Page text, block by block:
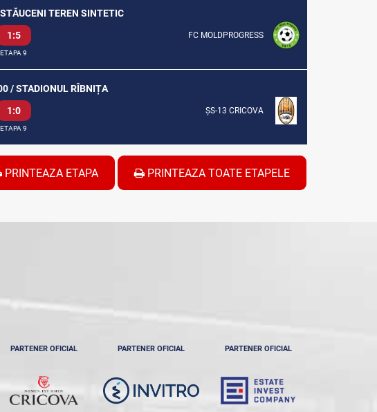
TEREN SINTETIC
1:5 FC MOLDPROGRESS
ETAPA 9
/ STADIONUL RÎBNIȚA
1:0 ȘS-13 CRICOVA
ETAPA 9
PRINTEAZA ETAPA PRINTEAZA TOATE ETAPELE
PARTENER OFICIAL PARTENER OFICIAL PARTENER OFICIAL